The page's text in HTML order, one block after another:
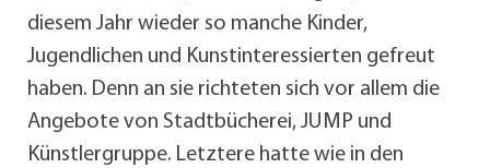
diesem Jahr wieder so manche Kinder,
Jugendlichen und Kunstinteressierten gefreut
haben. Denn an sie richteten sich vor allem die
Angebote von Stadtbücherei, JUMP und
Künstlergruppe. Letztere hatte wie in den